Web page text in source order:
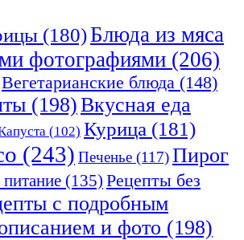
(180)Блюда из мяса
фотографиями (206)
Вегетарианские блюда (148)
(198)Вкусная еда
(102) Курица (181)
(243) Печенье (117)Пирог
(135) Рецепты без
с подробным
и фото (198)